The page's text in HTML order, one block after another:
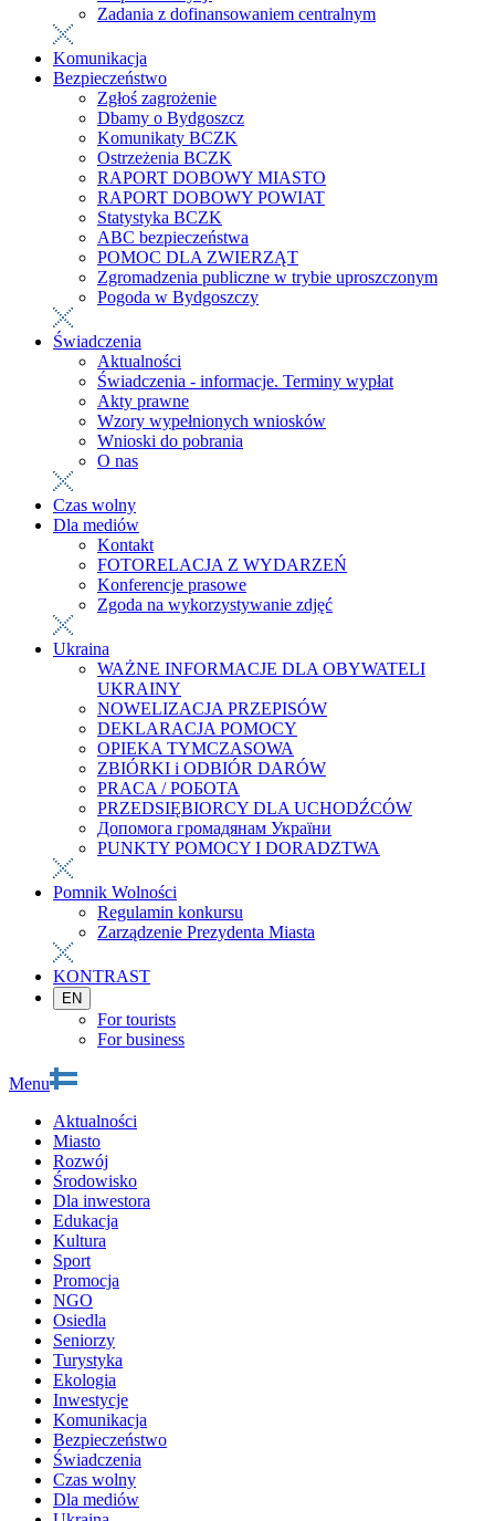
Zadania z dofinansowaniem centralnym
Komunikacja
Bezpieczeństwo
Zgłoś zagrożenie
Dbamy o Bydgoszcz
Komunikaty BCZK
Ostrzeżenia BCZK
RAPORT DOBOWY MIASTO
RAPORT DOBOWY POWIAT
Statystyka BCZK
ABC bezpieczeństwa
POMOC DLA ZWIERZĄT
Zgromadzenia publiczne w trybie uproszczonym
Pogoda w Bydgoszczy
Świadczenia
Aktualności
Świadczenia - informacje. Terminy wypłat
Akty prawne
Wzory wypełnionych wniosków
Wnioski do pobrania
O nas
Czas wolny
Dla mediów
Kontakt
FOTORELACJA Z WYDARZEŃ
Konferencje prasowe
Zgoda na wykorzystywanie zdjęć
Ukraina
WAŻNE INFORMACJE DLA OBYWATELI
UKRAINY
NOWELIZACJA PRZEPISÓW
DEKLARACJA POMOCY
OPIEKA TYMCZASOWA
ZBIÓRKI i ODBIÓR DARÓW
PRACA / РОБОТА
PRZEDSIĘBIORCY DLA UCHODŹCÓW
Допомога громадянам України
PUNKTY POMOCY I DORADZTWA
Pomnik Wolności
Regulamin konkursu
Zarządzenie Prezydenta Miasta
KONTRAST
EN
For tourists
For business
Menu
Aktualności
Miasto
Rozwój
Środowisko
Dla inwestora
Edukacja
Kultura
Sport
Promocja
NGO
Osiedla
Seniorzy
Turystyka
Ekologia
Inwestycje
Komunikacja
Bezpieczeństwo
Świadczenia
Czas wolny
Dla mediów